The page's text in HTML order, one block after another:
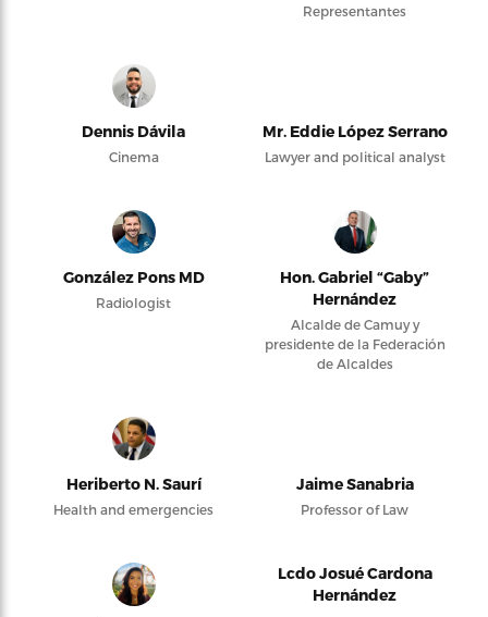
Representantes
Dennis Dávila
Cinema
Mr. Eddie López Serrano
Lawyer and political analyst
González Pons MD
Radiologist
Hon. Gabriel “Gaby”
Hernández
Alcalde de Camuy y
presidente de la Federación
de Alcaldes
Heriberto N. Saurí
Health and emergencies
Jaime Sanabria
Professor of Law
Lcdo Josué Cardona
Hernández